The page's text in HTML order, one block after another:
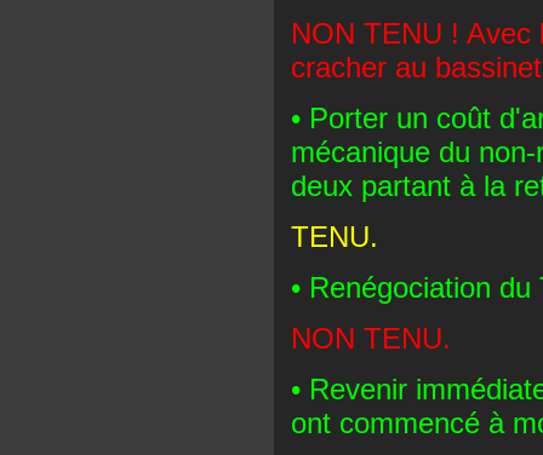
NON TENU !
cracher au
• Porter un coût
mécanique du
deux partant à la
TENU.
• Renégociation
NON TENU.
• Revenir
ont commencé à